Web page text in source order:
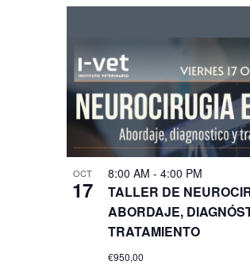
OCT
17
8:00 AM - 4:00 PM
TALLER DE
ABORDAJE,
TRATAMIENTO
€950,00